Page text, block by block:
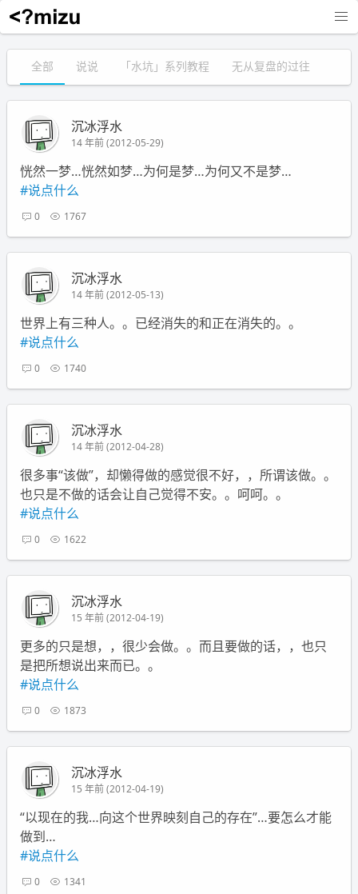
沉冰浮水
全部 说说 「水坑」系列教程 无从复盘的过往
沉冰浮水
14 年前 (2012-05-29)
恍然一梦…恍然如梦…为何是梦…为何又不是梦…
#说点什么
0 1767
沉冰浮水
14 年前 (2012-05-13)
世界上有三种人。。已经消失的和正在消失的。。
#说点什么
0 1740
沉冰浮水
14 年前 (2012-04-28)
很多事“该做”，却懒得做的感觉很不好，，所谓该做。。
也只是不做的话会让自己觉得不安。。呵呵。。
#说点什么
0 1622
沉冰浮水
15 年前 (2012-04-19)
更多的只是想，，很少会做。。而且要做的话，，也只
是把所想说出来而已。。
#说点什么
0 1873
沉冰浮水
15 年前 (2012-04-19)
“以现在的我…向这个世界映刻自己的存在”…要怎么才能
做到…
#说点什么
0 1341